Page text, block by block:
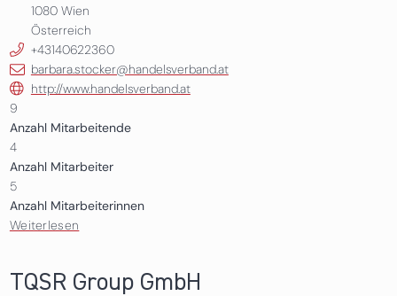
1080 Wien
Österreich
+43140622360
barbara.stocker@handelsverband.at
http://www.handelsverband.at
9
Anzahl Mitarbeitende
4
Anzahl Mitarbeiter
5
Anzahl Mitarbeiterinnen
Weiterlesen
TQSR Group GmbH